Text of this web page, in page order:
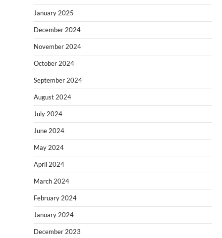
January 2025
December 2024
November 2024
October 2024
September 2024
August 2024
July 2024
June 2024
May 2024
April 2024
March 2024
February 2024
January 2024
December 2023